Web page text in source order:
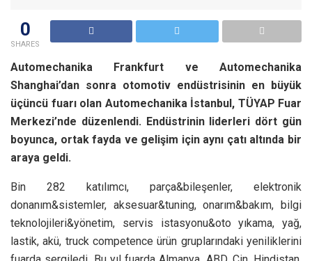
0
SHARES
Automechanika Frankfurt ve Automechanika
Shanghai’dan sonra otomotiv endüstrisinin en büyük
üçüncü fuarı olan Automechanika İstanbul, TÜYAP Fuar
Merkezi’nde düzenlendi. Endüstrinin liderleri dört gün
boyunca, ortak fayda ve gelişim için aynı çatı altında bir
araya geldi.
Bin 282 katılımcı, parça&bileşenler, elektronik
donanım&sistemler, aksesuar&tuning, onarım&bakım, bilgi
teknolojileri&yönetim, servis istasyonu&oto yıkama, yağ,
lastik, akü, truck competence ürün gruplarındaki yeniliklerini